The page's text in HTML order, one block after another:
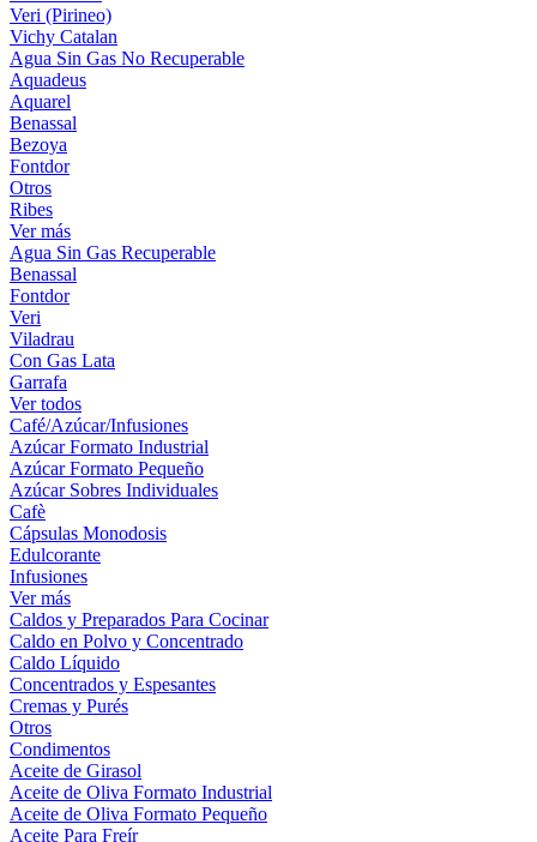
Veri (Pirineo)
Vichy Catalan
Agua Sin Gas No Recuperable
Aquadeus
Aquarel
Benassal
Bezoya
Fontdor
Otros
Ribes
Ver más
Agua Sin Gas Recuperable
Benassal
Fontdor
Veri
Viladrau
Con Gas Lata
Garrafa
Ver todos
Café/Azúcar/Infusiones
Azúcar Formato Industrial
Azúcar Formato Pequeño
Azúcar Sobres Individuales
Cafè
Cápsulas Monodosis
Edulcorante
Infusiones
Ver más
Caldos y Preparados Para Cocinar
Caldo en Polvo y Concentrado
Caldo Líquido
Concentrados y Espesantes
Cremas y Purés
Otros
Condimentos
Aceite de Girasol
Aceite de Oliva Formato Industrial
Aceite de Oliva Formato Pequeño
Aceite Para Freír